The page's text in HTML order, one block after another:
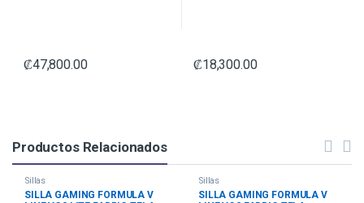
₡47,800.00 ₡18,300.00
Productos Relacionados
Sillas
SILLA GAMING FORMULA V
Sillas
SILLA GAMING FORMULA V